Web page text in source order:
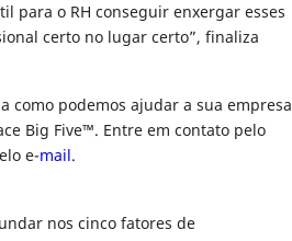
para o RH conseguir enxergar esses
certo no lugar certo”, finaliza
como podemos ajudar a sua empresa
Big Five™. Entre em contato pelo
e-mail.
nos cinco fatores de